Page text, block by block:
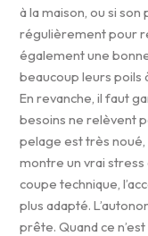
à la maison, ou si
régulièrement pour
également une
beaucoup leurs poils
En revanche, il faut
besoins ne relèvent
pelage est très
montre un vrai stress
coupe technique,
plus adapté.
prête. Quand ce